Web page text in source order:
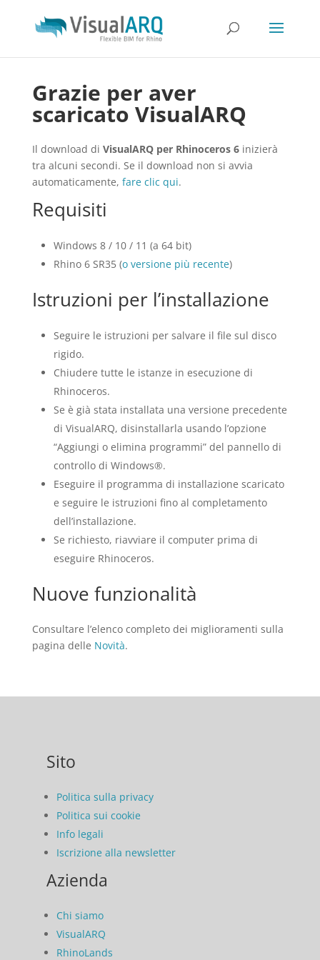
Grazie per aver
scaricato VisualARQ
Il download di VisualARQ per Rhinoceros 6inizierà
tra alcuni secondi. Se il download non si avvia
automaticamente, fare clic qui.
Requisiti
Windows 8 / 10 / 11 (a 64 bit)
Rhino 6 SR35 (o versione più recente)
Istruzioni per l’installazione
Seguire le istruzioni per salvare il file sul disco
rigido.
Chiudere tutte le istanze in esecuzione di
Rhinoceros.
Se è già stata installata una versione precedente
di VisualARQ, disinstallarla usando l’opzione
“Aggiungi o elimina programmi” del pannello di
controllo di Windows®.
Eseguire il programma di installazione scaricato
e seguire le istruzioni fino al completamento
dell’installazione.
Se richiesto, riavviare il computer prima di
eseguire Rhinoceros.
Nuove funzionalità
Consultare l’elenco completo dei miglioramenti sulla
pagina delle Novità.
Sito
Politica sulla privacy
Politica sui cookie
Info legali
Iscrizione alla newsletter
Azienda
Chi siamo
VisualARQ
RhinoLands